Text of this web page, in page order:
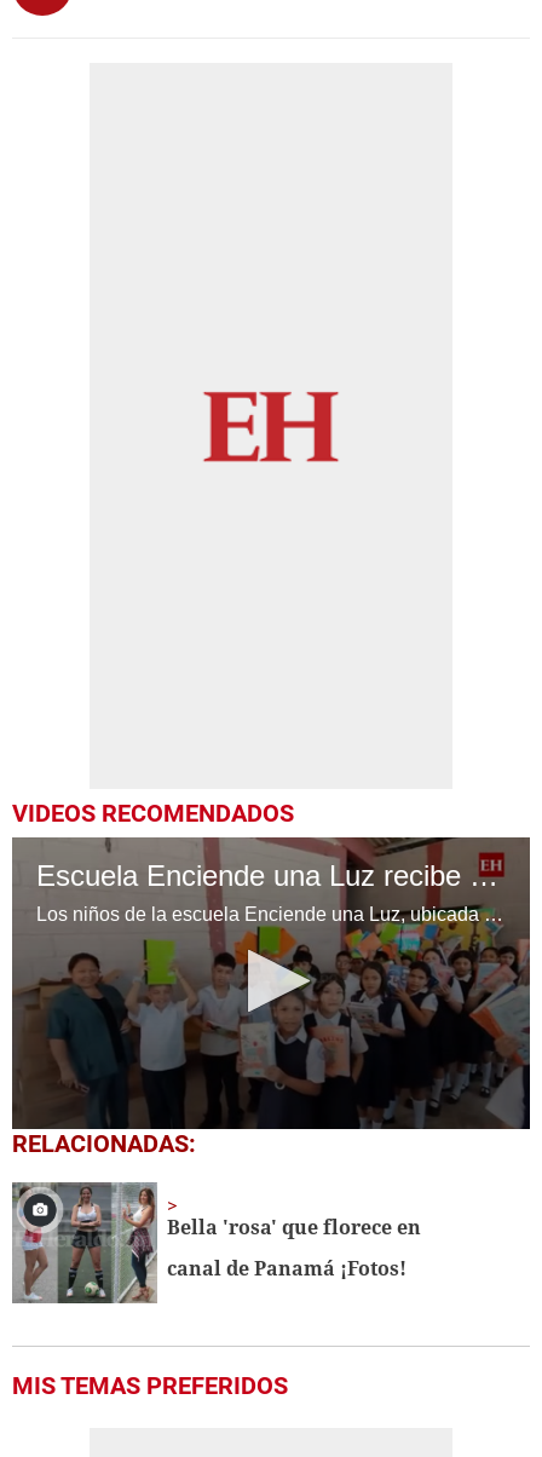
VIDEOS RECOMENDADOS
Escuela Enciende una Luz recibe cuadernos Quick, gracias a la Maratón del Saber
Los niños de la escuela Enciende una Luz, ubicada en la colonia Altos de Santa Rosa, al sur de Tegucigalpa, recibieron cuadernos Quick como parte de la Campaña Maratón del Saber.
0
seconds
1
minute,
56
seconds
RELACIONADAS:
Bella 'rosa' que florece en
canal de Panamá ¡Fotos!
MIS TEMAS PREFERIDOS